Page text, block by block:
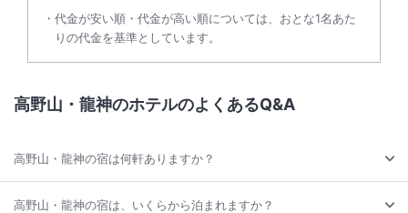
代金が安い順・代金が高い順については、おとな1名あた
りの代金を基準としています。
高野山・龍神のホテルのよくあるQ&A
高野山・龍神の宿は何軒ありますか？
高野山・龍神の宿は、いくらから泊まれますか？